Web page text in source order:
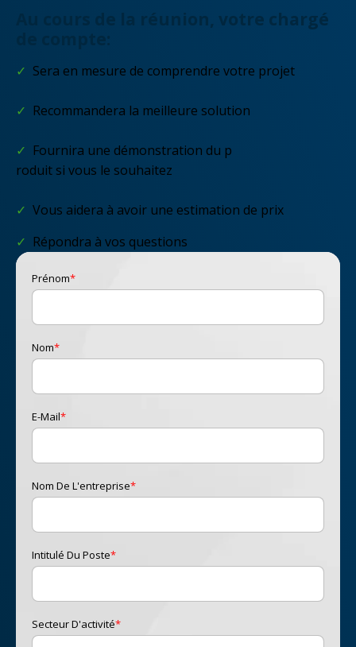
Au cours de la réunion, votre chargé
✓ Sera en mesure de comprendre votre projet
✓ Recommandera la meilleure solution
✓ Fournira une démonstration du p
roduit si vous le souhaitez
✓ Vous aidera à avoir une estimation de prix
✓ Répondra à vos questions
Prénom*
Nom*
E-Mail*
Nom De L'entreprise*
Intitulé Du Poste*
Secteur D'activité*